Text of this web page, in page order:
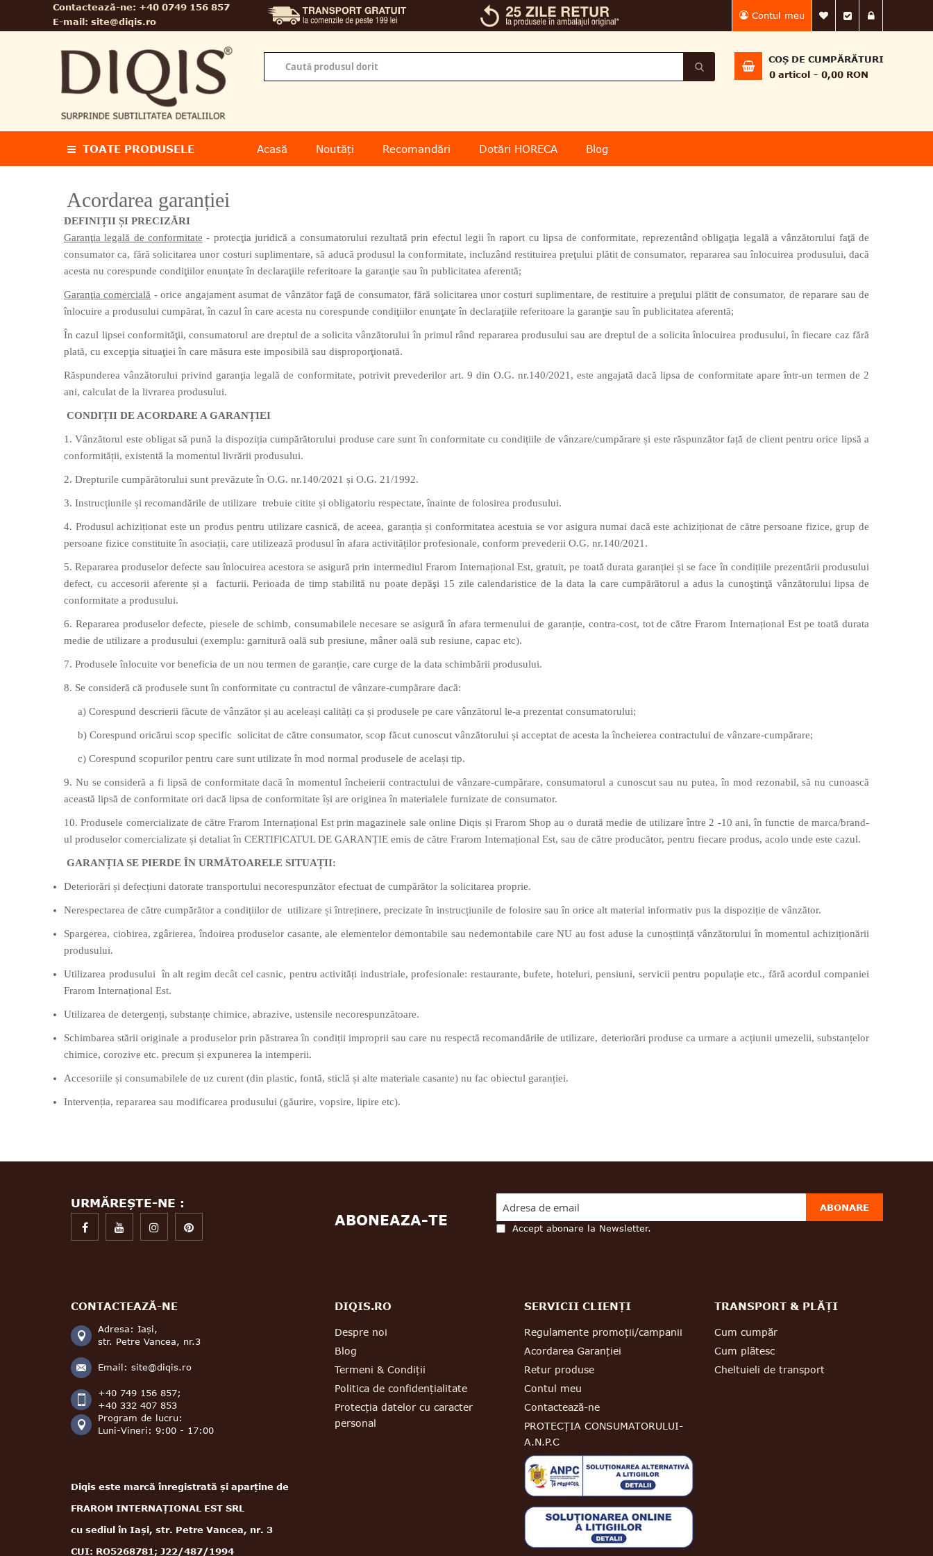
Contactează-ne: +40 0749 156 857
E-mail: site@diqis.ro
Contul meu Lista Mea de
Finalizează
COȘ DE CUMPĂRĂTURI
0 articol 0,00 RON
TOATE PRODUSELE Acasă Noutăți Recomandări Dotări HORECA Blog
Acordarea garanției
DEFINIȚII ȘI PRECIZĂRI
Garanţia legală de conformitate - protecţia juridică a consumatorului rezultată prin efectul legii în raport cu lipsa de conformitate, reprezentând obligaţia legală a vânzătorului faţă de
consumator ca, fără solicitarea unor costuri suplimentare, să aducă produsul la conformitate, incluzând restituirea preţului plătit de consumator, repararea sau înlocuirea produsului, dacă
acesta nu corespunde condiţiilor enunţate în declaraţiile referitoare la garanţie sau în publicitatea aferentă;
Garanţia comercială - orice angajament asumat de vânzător faţă de consumator, fără solicitarea unor costuri suplimentare, de restituire a preţului plătit de consumator, de reparare sau de
înlocuire a produsului cumpărat, în cazul în care acesta nu corespunde condiţiilor enunţate în declaraţiile referitoare la garanţie sau în publicitatea aferentă;
În cazul lipsei conformităţii, consumatorul are dreptul de a solicita vânzătorului în primul rând repararea produsului sau are dreptul de a solicita înlocuirea produsului, în fiecare caz fără
plată, cu excepţia situaţiei în care măsura este imposibilă sau disproporţionată.
Răspunderea vânzătorului privind garanţia legală de conformitate, potrivit prevederilor art. 9 din O.G. nr.140/2021, este angajată dacă lipsa de conformitate apare într-un termen de 2
ani, calculat de la livrarea produsului.
CONDIȚII DE ACORDARE A GARANȚIEI
1. Vânzătorul este obligat să pună la dispoziția cumpărătorului produse care sunt în conformitate cu condițiile de vânzare/cumpărare și este răspunzător față de client pentru orice lipsă a
conformității, existentă la momentul livrării produsului.
2. Drepturile cumpărătorului sunt prevăzute în O.G. nr.140/2021 și O.G. 21/1992.
3. Instrucțiunile și recomandările de utilizare trebuie citite și obligatoriu respectate, înainte de folosirea produsului.
4. Produsul achiziționat este un produs pentru utilizare casnică, de aceea, garanția și conformitatea acestuia se vor asigura numai dacă este achiziționat de către persoane fizice, grup de
persoane fizice constituite în asociații, care utilizează produsul în afara activităților profesionale, conform prevederii O.G. nr.140/2021.
5. Repararea produselor defecte sau înlocuirea acestora se asigură prin intermediul Frarom Internațional Est, gratuit, pe toată durata garanției și se face în condițiile prezentării produsului
defect, cu accesorii aferente și a facturii. Perioada de timp stabilită nu poate depăşi 15 zile calendaristice de la data la care cumpărătorul a adus la cunoştinţă vânzătorului lipsa de
conformitate a produsului.
6. Repararea produselor defecte, piesele de schimb, consumabilele necesare se asigură în afara termenului de garanție, contra-cost, tot de către Frarom Internațional Est pe toată durata
medie de utilizare a produsului (exemplu: garnitură oală sub presiune, mâner oală sub resiune, capac etc).
7. Produsele înlocuite vor beneficia de un nou termen de garanție, care curge de la data schimbării produsului.
8. Se consideră că produsele sunt în conformitate cu contractul de vânzare-cumpărare dacă:
a) Corespund descrierii făcute de vânzător și au aceleași calități ca și produsele pe care vânzătorul le-a prezentat consumatorului;
b) Corespund oricărui scop specific solicitat de către consumator, scop făcut cunoscut vânzătorului și acceptat de acesta la încheierea contractului de vânzare-cumpărare;
c) Corespund scopurilor pentru care sunt utilizate în mod normal produsele de același tip.
9. Nu se consideră a fi lipsă de conformitate dacă în momentul încheierii contractului de vânzare-cumpărare, consumatorul a cunoscut sau nu putea, în mod rezonabil, să nu cunoască
această lipsă de conformitate ori dacă lipsa de conformitate își are originea în materialele furnizate de consumator.
10. Produsele comercializate de către Frarom Internațional Est prin magazinele sale online Diqis și Frarom Shop au o durată medie de utilizare între 2 -10 ani, în functie de marca/brand-
ul produselor comercializate și detaliat în CERTIFICATUL DE GARANȚIE emis de către Frarom Internațional Est, sau de către producător, pentru fiecare produs, acolo unde este cazul.
GARANȚIA SE PIERDE ÎN URMĂTOARELE SITUAȚII:
Deteriorări și defecțiuni datorate transportului necorespunzător efectuat de cumpărător la solicitarea proprie.
Nerespectarea de către cumpărător a condițiilor de utilizare și întreținere, precizate în instrucțiunile de folosire sau în orice alt material informativ pus la dispoziție de vânzător.
Spargerea, ciobirea, zgârierea, îndoirea produselor casante, ale elementelor demontabile sau nedemontabile care NU au fost aduse la cunoștiință vânzătorului în momentul achiziționării
produsului.
Utilizarea produsului în alt regim decât cel casnic, pentru activități industriale, profesionale: restaurante, bufete, hoteluri, pensiuni, servicii pentru populație etc., fără acordul companiei
Frarom Internațional Est.
Utilizarea de detergenți, substanțe chimice, abrazive, ustensile necorespunzătoare.
Schimbarea stării originale a produselor prin păstrarea în condiții improprii sau care nu respectă recomandările de utilizare, deteriorări produse ca urmare a acțiunii umezelii, substanțelor
chimice, corozive etc. precum și expunerea la intemperii.
Accesoriile și consumabilele de uz curent (din plastic, fontă, sticlă și alte materiale casante) nu fac obiectul garanției.
Intervenția, repararea sau modificarea produsului (găurire, vopsire, lipire etc).
URMĂREȘTE-NE :
ABONEAZA-TE
ABONARE
Accept abonare la Newsletter.
CONTACTEAZĂ-NE
Adresa: Iași,
str. Petre Vancea, nr.3
Email: site@diqis.ro
+40 749 156 857;
+40 332 407 853
Program de lucru:
Luni-Vineri: 9:00 - 17:00
Diqis este marcă înregistrată și aparține de
FRAROM INTERNAȚIONAL EST SRL
cu sediul în Iași, str. Petre Vancea, nr. 3
CUI: RO5268781; J22/487/1994
DIQIS.RO
Despre noi
Blog
Termeni & Condiții
Politica de confidențialitate
Protecția datelor cu caracter
personal
SERVICII CLIENȚI
Regulamente promoții/campanii
Acordarea Garanției
Retur produse
Contul meu
Contactează-ne
PROTECȚIA CONSUMATORULUI-
A.N.P.C
TRANSPORT & PLĂȚI
Cum cumpăr
Cum plătesc
Cheltuieli de transport